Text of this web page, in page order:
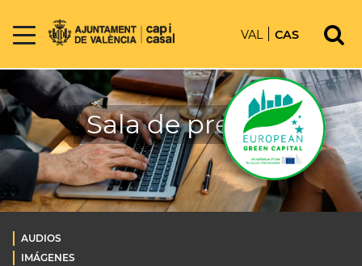
VAL CAS
Sala de prensa
AUDIOS
IMÁGENES